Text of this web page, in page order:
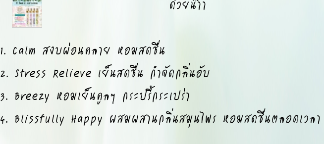
1. Calm สงบผ่อนคลาย หอมสดชื่น
2. Stress Relieve เย็นสดชื่น กำจัดกลิ่นอับ
3. Breezy หอมเย็นคูลๆ กระปรี้กระเปร่า
4. Blissfully Happy ผสมผสานกลิ่นสมุนไพร หอมสดชื่นตลอดเวลา